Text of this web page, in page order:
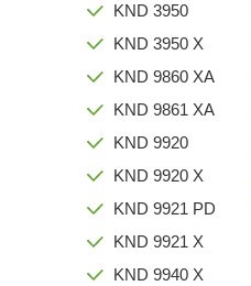
KND 3950
KND 3950 X
KND 9860 XA
KND 9861 XA
KND 9920
KND 9920 X
KND 9921 PD
KND 9921 X
KND 9940 X